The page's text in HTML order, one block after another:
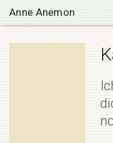
content
Anne Anemon